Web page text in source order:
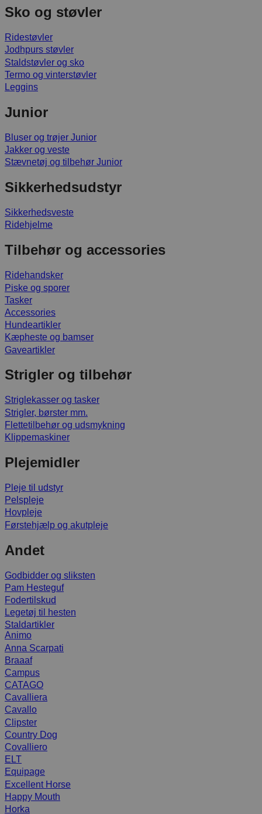
Sko og støvler
Ridestøvler
Jodhpurs støvler
Staldstøvler og sko
Termo og vinterstøvler
Leggins
Junior
Bluser og trøjer Junior
Jakker og veste
Stævnetøj og tilbehør Junior
Sikkerhedsudstyr
Sikkerhedsveste
Ridehjelme
Tilbehør og accessories
Ridehandsker
Piske og sporer
Tasker
Accessories
Hundeartikler
Kæpheste og bamser
Gaveartikler
Strigler og tilbehør
Striglekasser og tasker
Strigler, børster mm.
Flettetilbehør og udsmykning
Klippemaskiner
Plejemidler
Pleje til udstyr
Pelspleje
Hovpleje
Førstehjælp og akutpleje
Andet
Godbidder og sliksten
Pam Hesteguf
Fodertilskud
Legetøj til hesten
Staldartikler
Animo
Anna Scarpati
Braaaf
Campus
CATAGO
Cavalliera
Cavallo
Clipster
Country Dog
Covalliero
ELT
Equipage
Excellent Horse
Happy Mouth
Horka